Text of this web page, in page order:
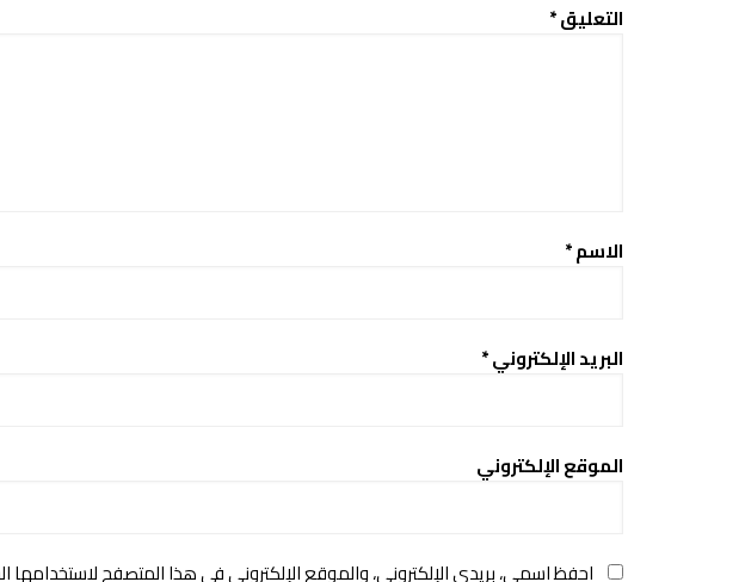
التعليق*
الاسم*
البريد الإلكتروني*
الموقع الإلكتروني
احفظ اسمي، بريدي الإلكتروني، والموقع الإلكتروني في هذا المتصفح لاستخدامها